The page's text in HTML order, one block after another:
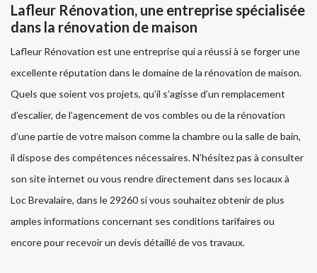
Lafleur Rénovation, une entreprise spécialisée
dans la rénovation de maison
Lafleur Rénovation est une entreprise qui a réussi à se forger une
excellente réputation dans le domaine de la rénovation de maison.
Quels que soient vos projets, qu’il s’agisse d’un remplacement
d’escalier, de l’agencement de vos combles ou de la rénovation
d’une partie de votre maison comme la chambre ou la salle de bain,
il dispose des compétences nécessaires. N’hésitez pas à consulter
son site internet ou vous rendre directement dans ses locaux à
Loc Brevalaire, dans le 29260 si vous souhaitez obtenir de plus
amples informations concernant ses conditions tarifaires ou
encore pour recevoir un devis détaillé de vos travaux.